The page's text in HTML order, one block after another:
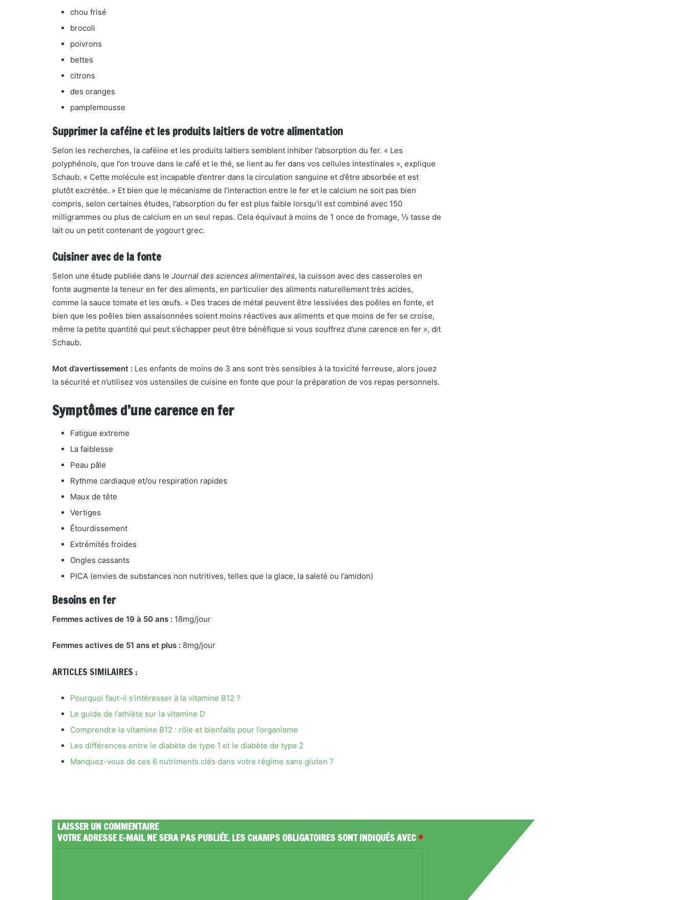
chou frisé
brocoli
poivrons
bettes
citrons
des oranges
pamplemousse
Supprimer la caféine et les produits laitiers de votre alimentation
Selon les recherches, la caféine et les produits laitiers semblent inhiber l’absorption du fer. « Les
polyphénols, que l’on trouve dans le café et le thé, se lient au fer dans vos cellules intestinales », explique
Schaub. « Cette molécule est incapable d’entrer dans la circulation sanguine et d’être absorbée et est
plutôt excrétée. » Et bien que le mécanisme de l’interaction entre le fer et le calcium ne soit pas bien
compris, selon certaines études, l’absorption du fer est plus faible lorsqu’il est combiné avec 150
milligrammes ou plus de calcium en un seul repas. Cela équivaut à moins de 1 once de fromage, ½ tasse de
lait ou un petit contenant de yogourt grec.
Cuisiner avec de la fonte
Selon une étude publiée dans le Journal des sciences alimentaires, la cuisson avec des casseroles en
fonte augmente la teneur en fer des aliments, en particulier des aliments naturellement très acides,
comme la sauce tomate et les œufs. « Des traces de métal peuvent être lessivées des poêles en fonte, et
bien que les poêles bien assaisonnées soient moins réactives aux aliments et que moins de fer se croise,
même la petite quantité qui peut s’échapper peut être bénéfique si vous souffrez d’une carence en fer », dit
Schaub.
Mot d’avertissement : Les enfants de moins de 3 ans sont très sensibles à la toxicité ferreuse, alors jouez
la sécurité et n’utilisez vos ustensiles de cuisine en fonte que pour la préparation de vos repas personnels.
Symptômes d’une carence en fer
Fatigue extreme
La faiblesse
Peau pâle
Rythme cardiaque et/ou respiration rapides
Maux de tête
Vertiges
Étourdissement
Extrémités froides
Ongles cassants
PICA (envies de substances non nutritives, telles que la glace, la saleté ou l’amidon)
Besoins en fer
Femmes actives de 19 à 50 ans : 18mg/jour
Femmes actives de 51 ans et plus : 8mg/jour
ARTICLES SIMILAIRES :
Pourquoi faut-il s’intéresser à la vitamine B12 ?
Le guide de l’athlète sur la vitamine D
Comprendre la vitamine B12 : rôle et bienfaits pour l’organisme
Les différences entre le diabète de type 1 et le diabète de type 2
Manquez-vous de ces 6 nutriments clés dans votre régime sans gluten ?
LAISSER UN COMMENTAIRE
VOTRE ADRESSE E-MAIL NE SERA PAS PUBLIÉE.LES CHAMPS OBLIGATOIRES SONT INDIQUÉS AVEC*